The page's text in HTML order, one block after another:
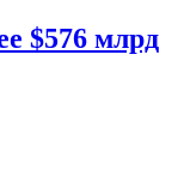
$576 млрд